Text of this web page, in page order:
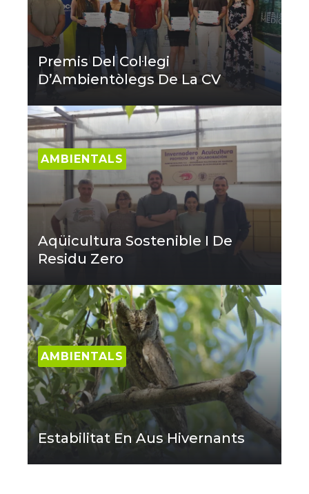
Premis Del Col·legi
D’Ambientòlegs De La CV
AMBIENTALS
Aqüicultura Sostenible I De
Residu Zero
AMBIENTALS
Estabilitat En Aus Hivernants